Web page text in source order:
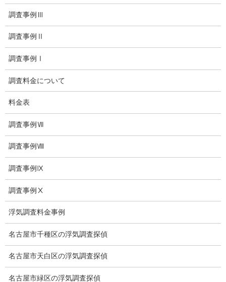
浮気調査専門
結婚前の行動調査
結婚調査
社員の行動調査
行動調査
法人調査
企業調査
愛知調査
盗聴調査名古屋
不倫名古屋愛知
調査事例Ⅲ
調査事例Ⅱ
調査事例Ⅰ
調査料金について
料金表
調査事例Ⅶ
調査事例Ⅷ
調査事例Ⅸ
調査事例Ⅹ
浮気調査料金事例
名古屋市千種区の浮気調査探偵
名古屋市天白区の浮気調査探偵
名古屋市緑区の浮気調査探偵